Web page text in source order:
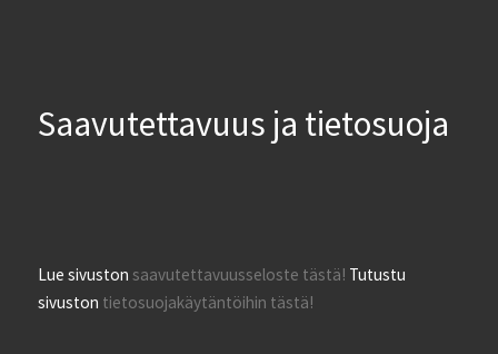
Saavutettavuus ja tietosuoja
Lue sivustonsaavutettavuusseloste tästä! Tutustu
sivuston tietosuojakäytäntöihin tästä!